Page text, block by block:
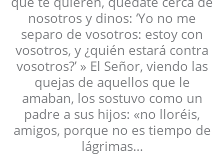
nosotros y dinos: ‘Yo no me
separo de vosotros: estoy con
vosotros, y ¿quién estará contra
vosotros?’ » El Señor, viendo las
quejas de aquellos que le
amaban, los sostuvo como un
padre a sus hijos: «no lloréis,
amigos, porque no es tiempo de
lágrimas…